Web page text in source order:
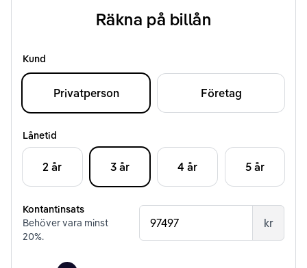
Räkna på billån
Kund
Privatperson Företag
Lånetid
2 år 3 år 4 år 5 år
Kontantinsats
Behöver vara minst
20%.
kr